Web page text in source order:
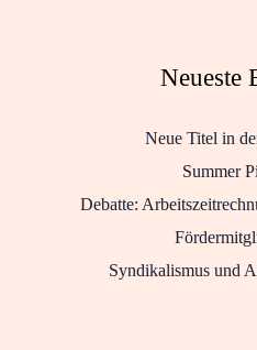
Neueste
Neue Titel in
Summer
Debatte:
Syndikalismus und